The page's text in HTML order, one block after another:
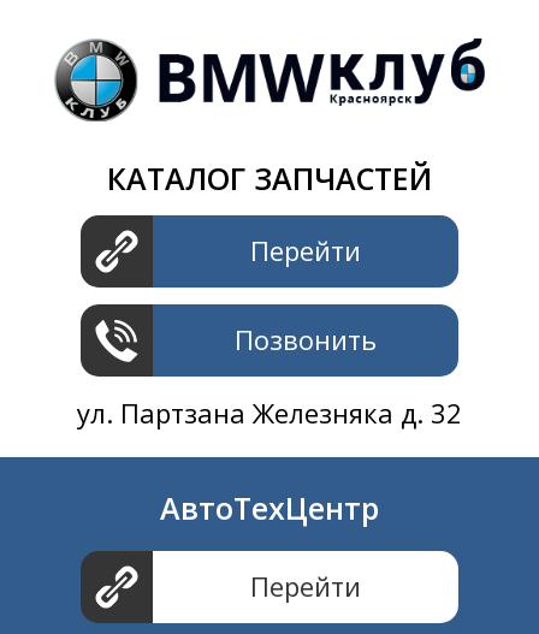
КАТАЛОГ ЗАПЧАСТЕЙ
Перейти
Позвонить
ул. Партзана Железняка д. 32
АвтоТехЦентр
Перейти
+7 391 2801414
ул. Шахтеров 61 ст.2
+7 391 2311414
ул. Шахтеров 61 ст.2